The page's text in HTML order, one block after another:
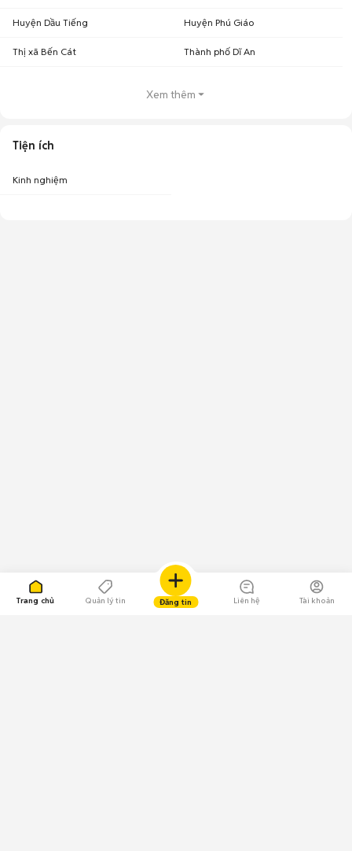
Trang chủ Quản lý tin Đăng tin Liên hệ Tài khoản
Huyện Dầu Tiếng Huyện Phú Giáo
Thị xã Bến Cát Thành phố Dĩ An
Xem thêm
Tiện ích
Kinh nghiệm